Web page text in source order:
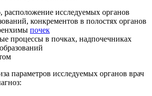
расположение исследуемых органов
конкрементов в полостях органов
почек
процессы в почках, надпочечниках
параметров исследуемых органов врач